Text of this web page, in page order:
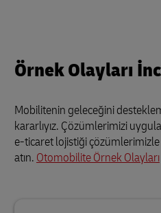
Örnek Olayları
Mobilitenin geleceğini
kararlıyız. Çözümlerimizi
e-ticaret lojistiği
atın. Otomobilite Örnek Olayları